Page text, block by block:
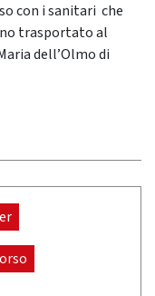
con i sanitari che
trasportato al
dell’Olmo di